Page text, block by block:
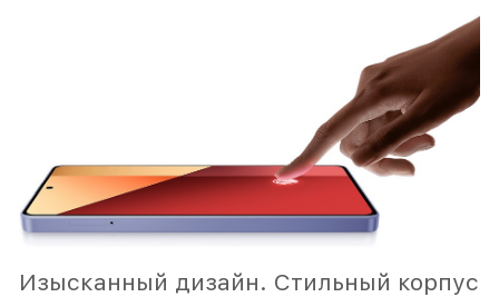
Изысканный дизайн. Стильный корпус